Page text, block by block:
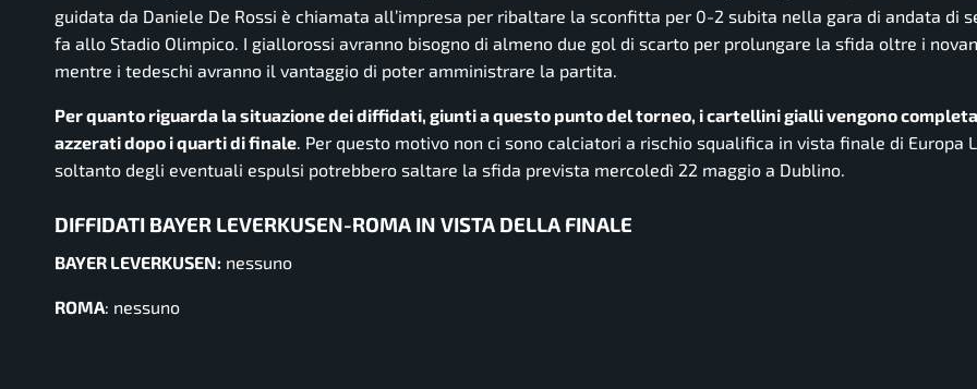
guidata da Daniele De Rossi è chiamata all’impresa per ribaltare la sconfitta per 0-2 subita nella gara di andata di
fa allo Stadio Olimpico. I giallorossi avranno bisogno di almeno due gol di scarto per prolungare la sfida oltre i
mentre i tedeschi avranno il vantaggio di poter amministrare la partita.
Per quanto riguarda la situazione dei diffidati, giunti a questo punto del torneo, i cartellini gialli vengono
azzerati dopo i quarti di finale . Per questo motivo non ci sono calciatori a rischio squalifica in vista finale di Europa
soltanto degli eventuali espulsi potrebbero saltare la sfida prevista mercoledì 22 maggio a Dublino.
DIFFIDATI BAYER LEVERKUSEN-ROMA IN VISTA DELLA FINALE
BAYER LEVERKUSEN: nessuno
ROMA: nessuno